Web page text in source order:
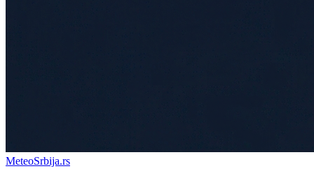
MeteoSrbija.rs